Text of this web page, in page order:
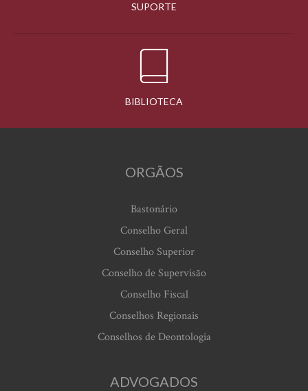
SUPORTE
BIBLIOTECA
ORGÃOS
Bastonário
Conselho Geral
Conselho Superior
Conselho de Supervisão
Conselho Fiscal
Conselhos Regionais
Conselhos de Deontologia
ADVOGADOS